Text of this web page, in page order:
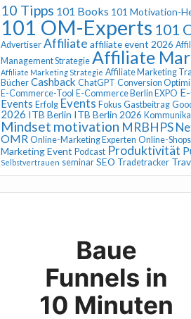
10 Tipps 101 Books 101 Motivation-
101 OM-Experts 101
Advertiser Affiliate affiliate event 2026
Management Strategie Affiliate
Affiliate Marketing Strategie Affiliate Marketing
Bücher Cashback ChatGPT Conversion
E-Commerce-Tool E-Commerce Berlin EXPO
Events Erfolg Events Fokus Gastbeitrag
2026 ITB Berlin ITB Berlin 2026
Mindset motivation MRBHPS
OMR Online-Marketing Experten Online-Shops
Marketing Event Podcast Produktivität
Selbstvertrauen seminar SEO Tradetracker